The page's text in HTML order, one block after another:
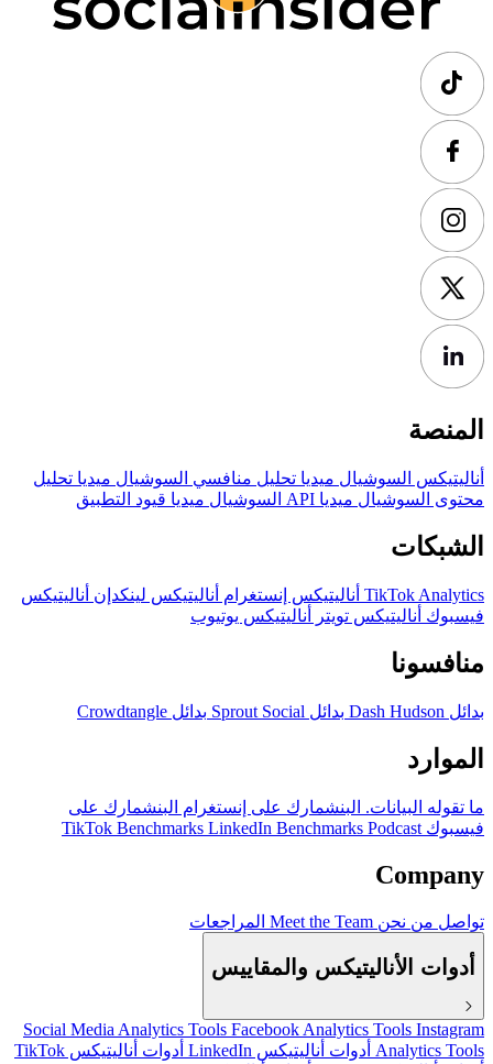
المنصة
أناليتيكس السوشيال ميديا تحليل منافسي السوشيال ميديا تحليل
محتوى السوشيال ميديا API السوشيال ميديا قيود التطبيق
الشبكات
TikTok Analytics أناليتيكس إنستغرام أناليتيكس لينكدإن أناليتيكس
فيسبوك أناليتيكس تويتر أناليتيكس يوتيوب
منافسونا
بدائل Dash Hudson بدائل Sprout Social بدائل Crowdtangle
الموارد
ما تقوله البيانات. البنشمارك على إنستغرام البنشمارك على
فيسبوك
TikTok Benchmarks LinkedIn Benchmarks Podcast
Company
تواصل من نحن Meet the Team المراجعات
أدوات الأناليتيكس والمقاييس
Social Media Analytics Tools Facebook Analytics Tools Instagram
Analytics Tools أدوات أناليتيكس LinkedIn
أدوات أناليتيكس TikTok